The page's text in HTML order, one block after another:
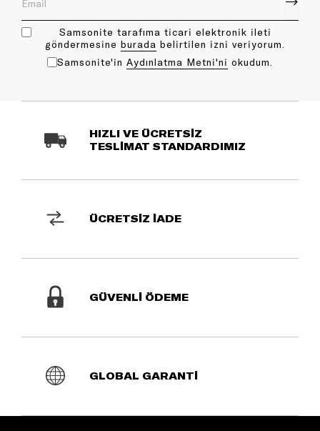
Samsonite tarafıma ticari elektronik ileti
göndermesine bu rada belirtilen izni veriyorum.
Samsonite'in Aydınlatma Metni'ni okudum.
HIZLI VE ÜCRETSİZ
TESLİMAT STANDARDIMIZ
ÜCRETSİZ İADE
GÜVENLİ ÖDEME
GLOBAL GARANTİ